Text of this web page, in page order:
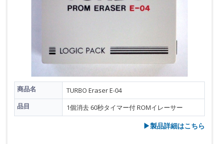
商品名
TURBO Eraser E-04
品目
1個消去 60秒タイマー付 ROMイレーサー
▶︎製品詳細はこちら